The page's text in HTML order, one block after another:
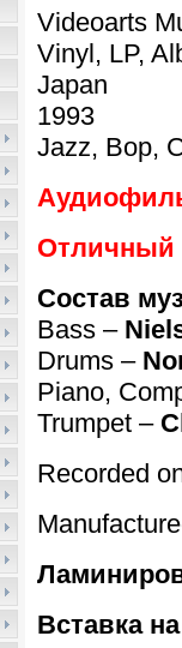
Videoarts
Vinyl, LP,
Japan
1993
Jazz, Bop,
Отличный
Состав
Bass –
Drums –
Piano,
Trumpet –
Recorded
Вставка